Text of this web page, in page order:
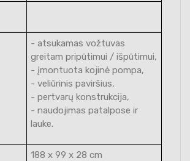
- atsukamas vožtuvas
greitam pripūtimui / išpūtimui,
- įmontuota kojinė pompa,
- veliūrinis paviršius,
- pertvarų konstrukcija,
- naudojimas patalpose ir
lauke.
188 x 99 x 28 cm